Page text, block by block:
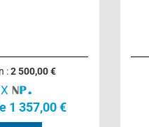
:2 500,00 €
1 357,00 €